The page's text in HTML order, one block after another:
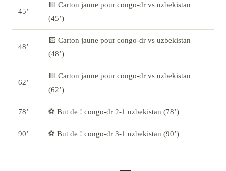
45’
🟨 Carton jaune pour congo-dr vs uzbekistan
(45’)
48’
🟨 Carton jaune pour congo-dr vs uzbekistan
(48’)
62’
🟨 Carton jaune pour congo-dr vs uzbekistan
(62’)
78’ ⚽ But de ! congo-dr 2-1 uzbekistan (78’)
90’ ⚽ But de ! congo-dr 3-1 uzbekistan (90’)